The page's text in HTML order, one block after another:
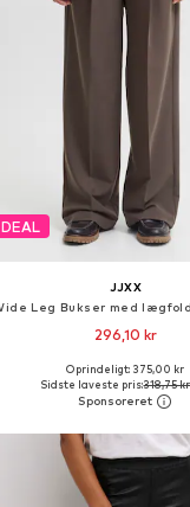
DEAL
JJXX
296,10 kr
Fås i mange størrelser
Føj til
Oprindeligt: 375,00 kr
Sidste laveste pris:318,75 kr